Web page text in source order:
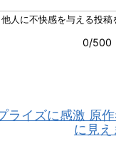
ライズに感激 原
に見え